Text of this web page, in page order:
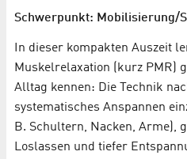
Schwerpunkt: Mobilisierung/
In dieser kompakten Auszeit
Muskelrelaxation (kurz PMR)
Alltag kennen: Die Technik
systematisches Anspannen
B. Schultern, Nacken, Arme),
Loslassen und tiefer